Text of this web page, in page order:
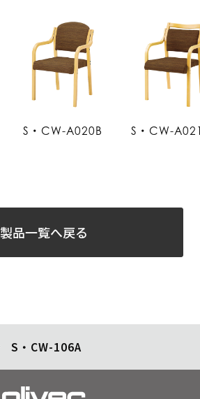
S・CW-A020B S・CW-
製品一覧へ戻る
S・CW-106A